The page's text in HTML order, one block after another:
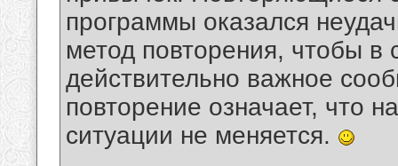
программы оказался
метод повторения, чтобы в
действительно важное
повторение означает, что
ситуации не меняется.